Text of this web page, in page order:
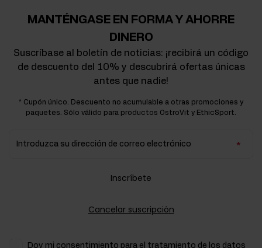
MANTÉNGASE EN FORMA Y AHORRE
DINERO
Suscríbase al boletín de noticias: ¡recibirá un código
de descuento del 10% y descubrirá ofertas únicas
antes que nadie!
* Cupón único. Descuento no acumulable a otras promociones y
paquetes. Sólo válido para productos OstroVit y EthicSport.
Introduzca su dirección de correo electrónico
Inscríbete
Cancelar suscripción
Doy mi consentimiento para el tratamiento de los datos